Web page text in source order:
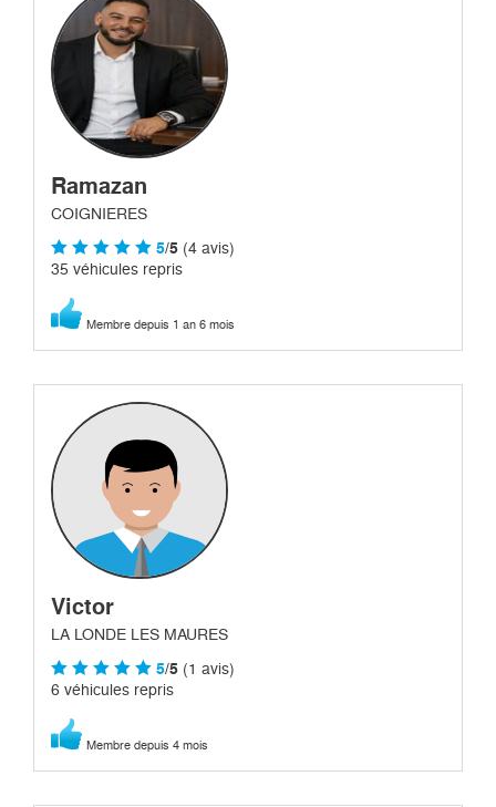
Ramazan
COIGNIERES
5/5 (4 avis)
35 véhicules repris
Membre depuis 1 an 6 mois
Victor
LA LONDE LES MAURES
5/5 (1 avis)
6 véhicules repris
Membre depuis 4 mois